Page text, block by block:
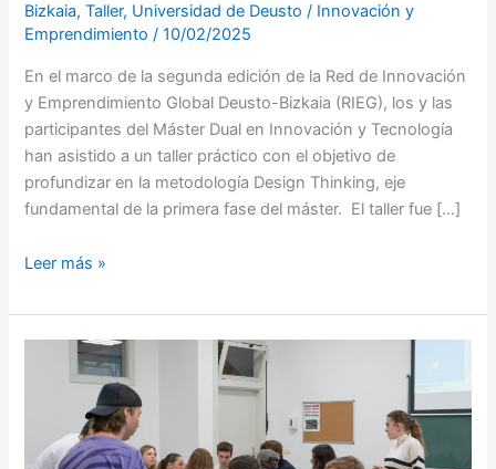
Bizkaia,Taller, Universidad de Deusto / Innovación y
Emprendimiento/10/02/2025
En el marco de la segunda edición de la Red de Innovación
y Emprendimiento Global Deusto-Bizkaia (RIEG), los y las
participantes del Máster Dual en Innovación y Tecnología
han asistido a un taller práctico con el objetivo de
profundizar en la metodología Design Thinking, eje
fundamental de la primera fase del máster. El taller fue […]
Leer más »
Colaboramos
facultades
dinamizando
talleres